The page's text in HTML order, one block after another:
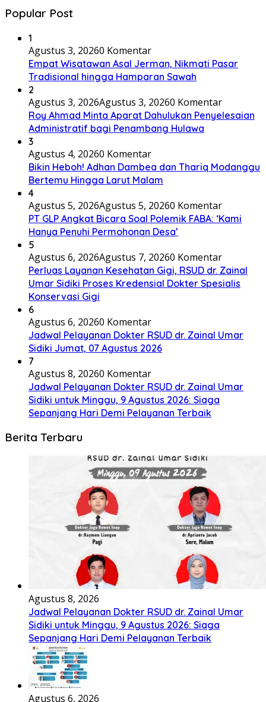
Popular Post
1
Agustus 3, 20260 Komentar
Empat Wisatawan Asal Jerman, Nikmati Pasar
Tradisional hingga Hamparan Sawah
2
Agustus 3, 2026Agustus 3, 20260 Komentar
Roy Ahmad Minta Aparat Dahulukan Penyelesaian
Administratif bagi Penambang Hulawa
3
Agustus 4, 20260 Komentar
Bikin Heboh! Adhan Dambea dan Thariq Modanggu
Bertemu Hingga Larut Malam
4
Agustus 5, 2026Agustus 5, 20260 Komentar
PT GLP Angkat Bicara Soal Polemik FABA: ‘Kami
Hanya Penuhi Permohonan Desa’
5
Agustus 6, 2026Agustus 7, 20260 Komentar
Perluas Layanan Kesehatan Gigi, RSUD dr. Zainal
Umar Sidiki Proses Kredensial Dokter Spesialis
Konservasi Gigi
6
Agustus 6, 20260 Komentar
Jadwal Pelayanan Dokter RSUD dr. Zainal Umar
Sidiki Jumat, 07 Agustus 2026
7
Agustus 8, 20260 Komentar
Jadwal Pelayanan Dokter RSUD dr. Zainal Umar
Sidiki untuk Minggu, 9 Agustus 2026: Siaga
Sepanjang Hari Demi Pelayanan Terbaik
Berita Terbaru
Agustus 8, 2026
Jadwal Pelayanan Dokter RSUD dr. Zainal Umar
Sidiki untuk Minggu, 9 Agustus 2026: Siaga
Sepanjang Hari Demi Pelayanan Terbaik
Agustus 6, 2026